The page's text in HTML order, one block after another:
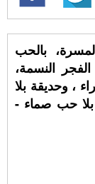
بالحب
النسمة،
، وحديقة بلا
حب صماء -